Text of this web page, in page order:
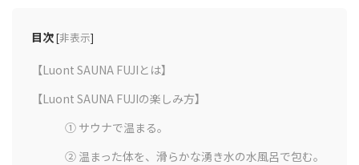
目次[非表示]
【Luont SAUNA FUJIとは】
【Luont SAUNA FUJIの楽しみ⽅】
① サウナで温まる。
② 温まった体を、滑らかな湧き⽔の⽔⾵呂で包む。